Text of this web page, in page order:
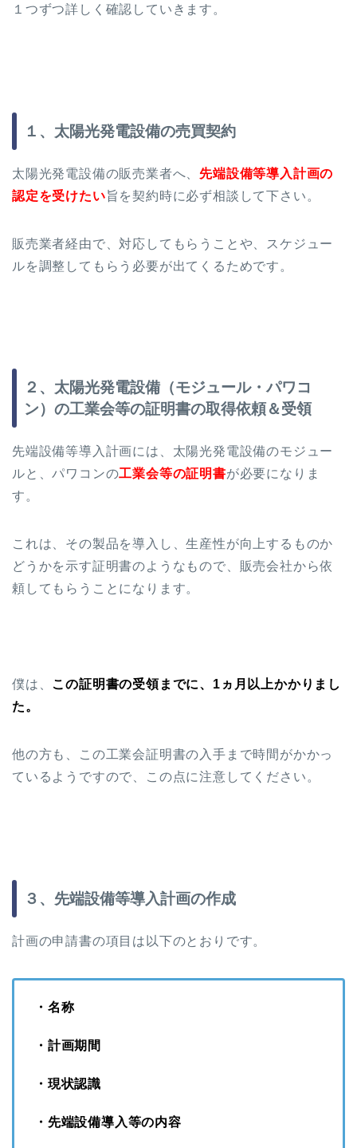
１つずつ詳しく確認していきます。
１、太陽光発電設備の売買契約
太陽光発電設備の販売業者へ、 先端設備等導入計画の
認定を受けたい旨を契約時に必ず相談して下さい。
販売業者経由で、対応してもらうことや、スケジュー
ルを調整してもらう必要が出てくるためです。
２、太陽光発電設備（モジュール・パワコ
ン）の工業会等の証明書の取得依頼＆受領
先端設備等導入計画には、太陽光発電設備のモジュー
ルと、パワコンの工業会等の証明書が必要になりま
す。
これは、その製品を導入し、生産性が向上するものか
どうかを示す証明書のようなもので、販売会社から依
頼してもらうことになります。
僕は、 この証明書の受領までに、1ヵ月以上かかりまし
た。
他の方も、この工業会証明書の入手まで時間がかかっ
ているようですので、この点に注意してください。
３、先端設備等導入計画の作成
計画の申請書の項目は以下のとおりです。
・名称
・計画期間
・現状認識
・先端設備導入等の内容